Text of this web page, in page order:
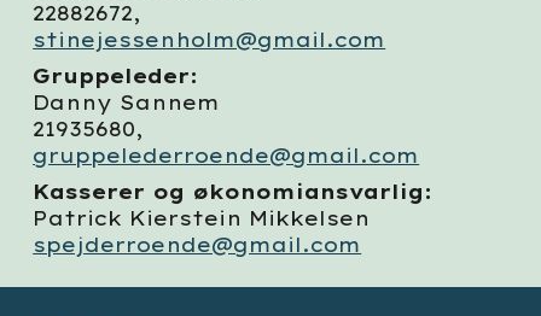
22882672,
stinejessenholm@gmail.com
Gruppeleder:
Danny Sannem
21935680,
gruppelederroende@gmail.com
Kasserer og økonomiansvarlig:
Patrick Kierstein Mikkelsen
spejderroende@gmail.com